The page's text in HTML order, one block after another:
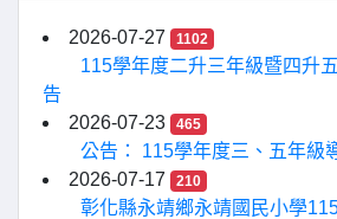
2026-07-27 1102
115學年度二升三年級暨四升
告
2026-07-23
465
公告： 115學年度三、五年級
2026-07-17
210
彰化縣永靖鄉永靖國民小學